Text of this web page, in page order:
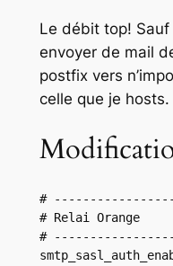
Le débit top!
envoyer de mail
postfix vers
celle que je hosts.
#
# Relai Orange
#